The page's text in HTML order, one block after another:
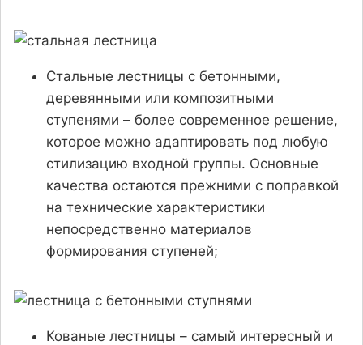
Стальные лестницы с бетонными,
деревянными или композитными
ступенями – более современное решение,
которое можно адаптировать под любую
стилизацию входной группы. Основные
качества остаются прежними с поправкой
на технические характеристики
непосредственно материалов
формирования ступеней;
Кованые лестницы – самый интересный и